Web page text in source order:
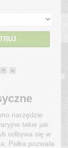
narzędzie
takie jak
odbywa się w
Pałka pozwala